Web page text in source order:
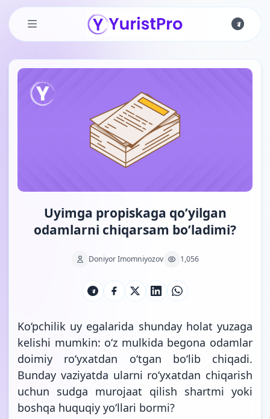
Skip to main content
Uyimga propiskaga qo’yilgan
odamlarni chiqarsam bo’ladimi?
Doniyor Imomniyozov 1,056
Ko‘pchilik uy egalarida shunday holat yuzaga
kelishi mumkin: o‘z mulkida begona odamlar
doimiy ro‘yxatdan o‘tgan bo‘lib chiqadi.
Bunday vaziyatda ularni ro‘yxatdan chiqarish
uchun sudga murojaat qilish shartmi yoki
boshqa huquqiy yo‘llari bormi?